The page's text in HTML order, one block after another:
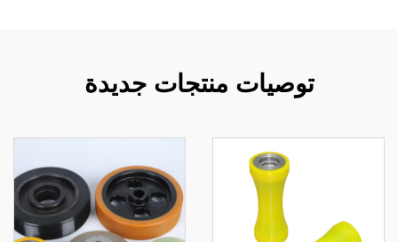
توصيات منتجات جديدة